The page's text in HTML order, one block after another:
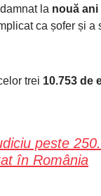
la nouă
ca șofer și a
trei 10.753 de
peste
în România